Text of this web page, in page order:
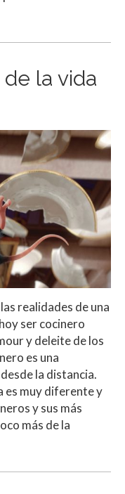
la vida
realidades de una
ser cocinero
y deleite de los
es una
la distancia.
es muy diferente y
y sus más
más de la